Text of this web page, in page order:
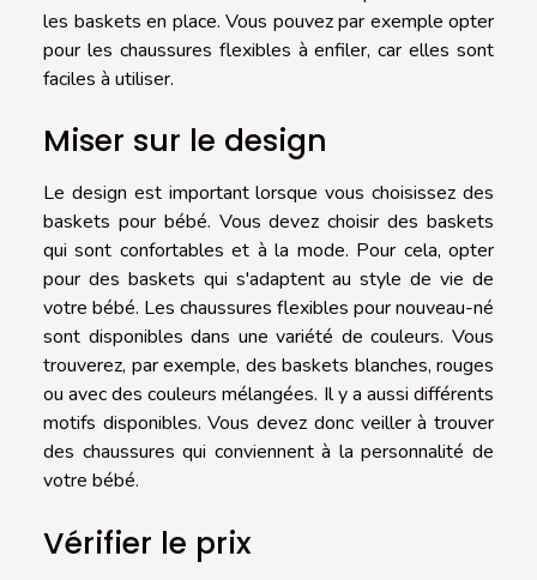
les baskets en place. Vous pouvez par exemple opter
pour les chaussures flexibles à enfiler, car elles sont
faciles à utiliser.
Miser sur le design
Le design est important lorsque vous choisissez des
baskets pour bébé. Vous devez choisir des baskets
qui sont confortables et à la mode. Pour cela, opter
pour des baskets qui s'adaptent au style de vie de
votre bébé. Les chaussures flexibles pour nouveau-né
sont disponibles dans une variété de couleurs. Vous
trouverez, par exemple, des baskets blanches, rouges
ou avec des couleurs mélangées. Il y a aussi différents
motifs disponibles. Vous devez donc veiller à trouver
des chaussures qui conviennent à la personnalité de
votre bébé.
Vérifier le prix